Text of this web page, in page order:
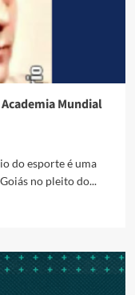
Mundial
do esporte é uma
no pleito do...